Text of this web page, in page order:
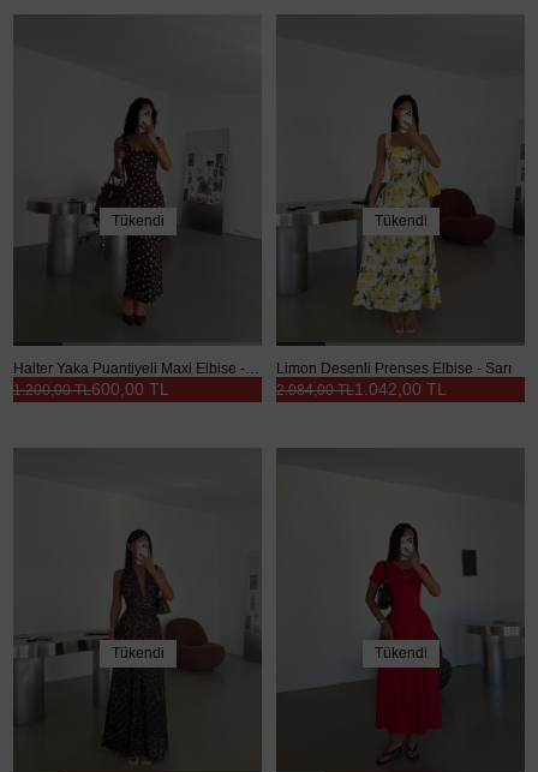
Tükendi
600,00 TL
1.200,00 TL
Tükendi
Limon Desenli Prenses Elbise - Sarı
1.042,00 TL
2.084,00 TL
Tükendi Tükendi